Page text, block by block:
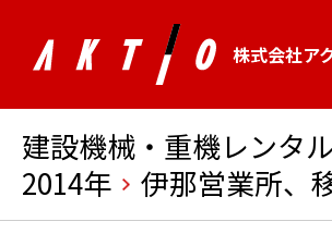
株式会社ア
建設機械・重機レンタ
2014年
伊那営業所、